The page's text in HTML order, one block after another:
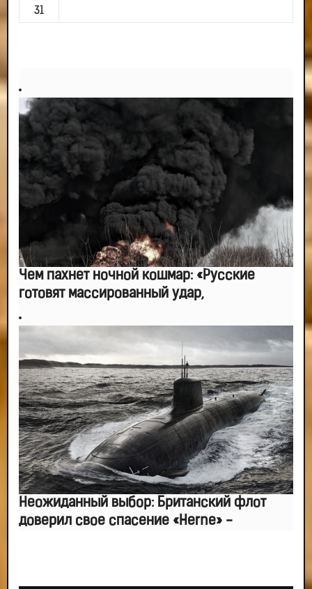
31
Чем пахнет ночной кошмар: «Русские
готовят массированный удар,
Неожиданный выбор: Британский флот
доверил свое спасение «Herne» -